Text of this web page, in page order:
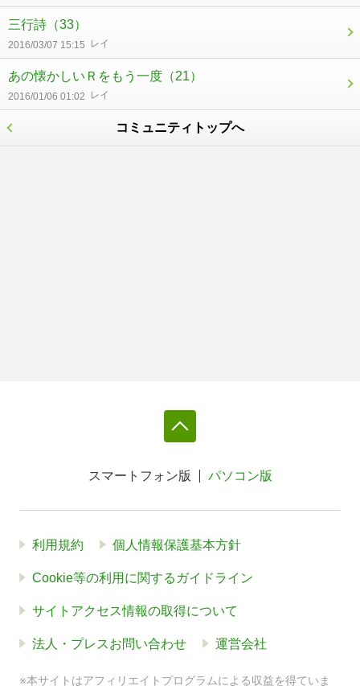
三行詩 （33）
2016/03/07 15:15 レイ
あの懐かしいＲをもう一度 （21）
2016/01/06 01:02 レイ
コミュニティトップへ
スマートフォン版 パソコン版
利用規約 個人情報保護基本方針
Cookie等の利用に関するガイドライン
サイトアクセス情報の取得について
法人・プレスお問い合わせ 運営会社
※本サイトはアフィリエイトプログラムによる収益を得ていま